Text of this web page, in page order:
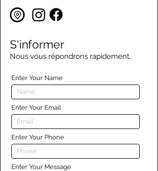
S'informer
Nous vous répondrons rapidement.
Enter Your Name
Enter Your Email
Enter Your Phone
Enter Your Message